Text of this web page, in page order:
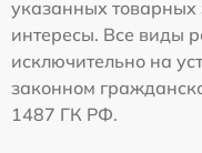
указанных товарных
интересы. Все виды
исключительно на
законном
1487 ГК РФ.